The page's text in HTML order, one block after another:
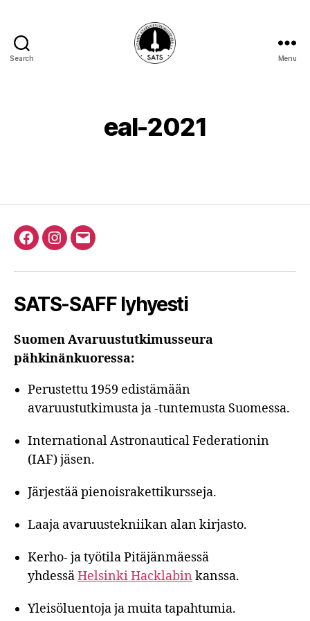
Search Menu
eal-2021
Facebook
Instagram
Email
SATS-SAFF lyhyesti
Suomen Avaruustutkimusseura
pähkinänkuoressa:
Perustettu 1959 edistämään
avaruustutkimusta ja -tuntemusta Suomessa.
International Astronautical Federationin
(IAF) jäsen.
Järjestää pienoisrakettikursseja.
Laaja avaruustekniikan alan kirjasto.
Kerho- ja työtila Pitäjänmäessä
yhdessäHelsinki Hacklabin kanssa.
Yleisöluentoja ja muita tapahtumia.